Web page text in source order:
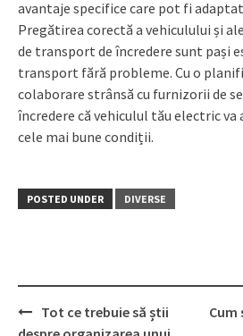
avantaje specifice care pot fi
Pregătirea corectă a vehiculului și
de transport de încredere sunt pași
transport fără probleme. Cu o
colaborare strânsă cu furnizorii de
încredere că vehiculul tău electric
cele mai bune condiții.
POSTED UNDER DIVERSE
Post
navigation
Tot ce trebuie să știi